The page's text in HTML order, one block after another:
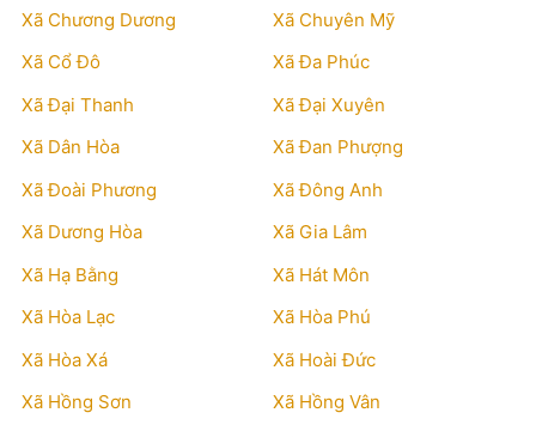
Xã Chương Dương
Xã Chuyên Mỹ
Xã Cổ Đô
Xã Đa Phúc
Xã Đại Thanh
Xã Đại Xuyên
Xã Dân Hòa
Xã Đan Phượng
Xã Đoài Phương
Xã Đông Anh
Xã Dương Hòa
Xã Gia Lâm
Xã Hạ Bằng
Xã Hát Môn
Xã Hòa Lạc
Xã Hòa Phú
Xã Hòa Xá
Xã Hoài Đức
Xã Hồng Sơn
Xã Hồng Vân